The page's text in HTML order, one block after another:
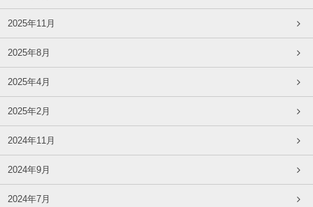
2025年11月
2025年8月
2025年4月
2025年2月
2024年11月
2024年9月
2024年7月